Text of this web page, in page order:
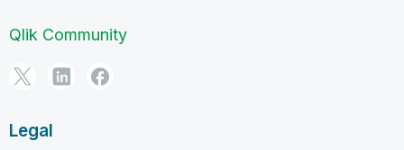
Qlik Community
Legal